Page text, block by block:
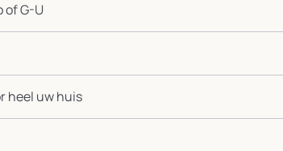
of G-U
heel uw huis